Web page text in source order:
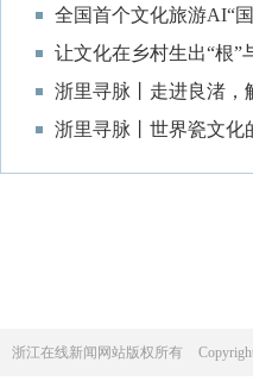
全国首个文化旅游AI“
让文化在乡村生出“根”
浙里寻脉丨走进良渚，
浙里寻脉丨世界瓷文化
浙江在线新闻网站版权所有